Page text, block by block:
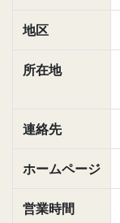
地区
所在地
連絡先
ホームページ
営業時間